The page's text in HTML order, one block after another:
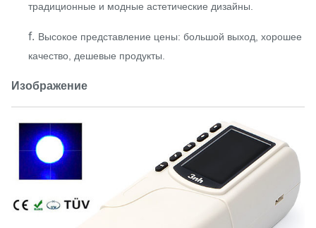
традиционные и модные астетические дизайны.
f. Высокое представление цены: большой выход, хорошее
качество, дешевые продукты.
Изображение